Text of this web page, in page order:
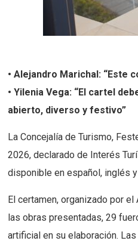
• Alejandro Marichal: “Este
• Yilenia Vega: “El cartel
abierto, diverso y festivo”
La Concejalía de Turismo,
2026, declarado de Interés
disponible en español, inglés y
El certamen, organizado por
las obras presentadas, 29
artificial en su elaboración.